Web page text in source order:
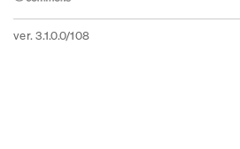
ver. 3.1.0.0/108